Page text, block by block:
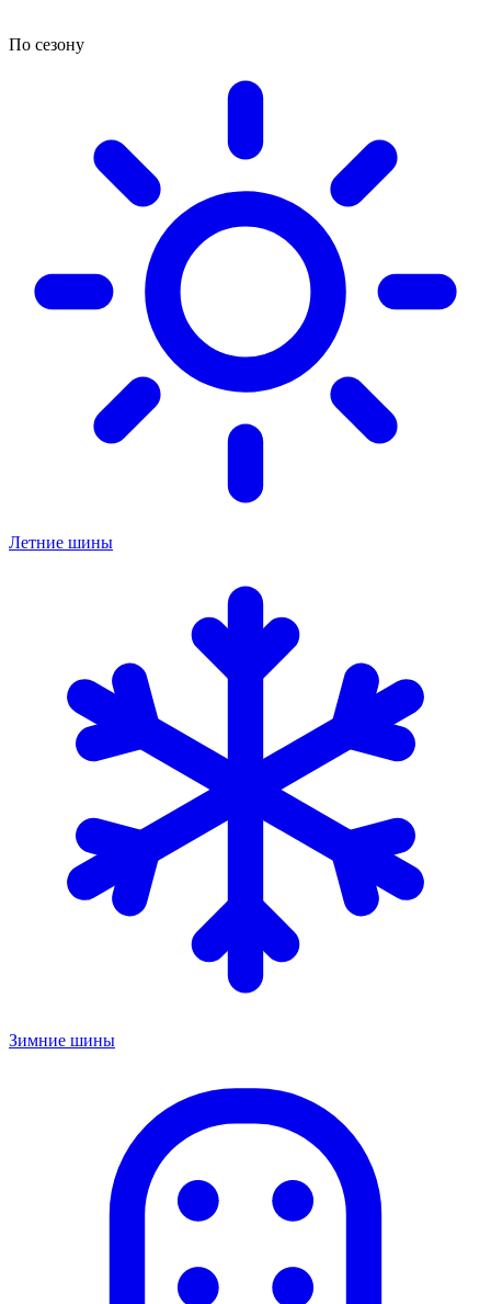
По сезону
Летние шины
Зимние шины